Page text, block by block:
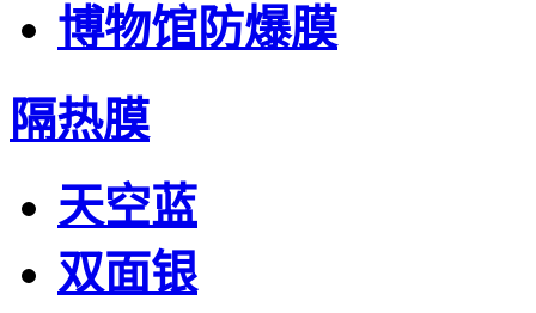
博物馆防爆膜
隔热膜
天空蓝
双面银